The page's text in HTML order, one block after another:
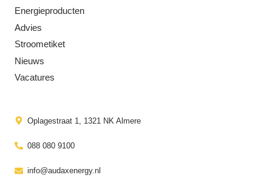
Energieproducten
Advies
Stroometiket
Nieuws
Vacatures
Oplagestraat 1, 1321 NK Almere
088 080 9100
info@audaxenergy.nl